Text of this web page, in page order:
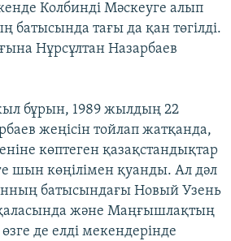
Колбинді Мәскеуге алып
батысында тағы да қан төгілді.
Нұрсұлтан Назарбаев
бұрын, 1989 жылдың 22
жеңісін тойлап жатқанда,
көптеген қазақстандықтар
шын көңілімен қуанды. Ал дәл
батысындағы Новый Узень
және Маңғышлақтың
де елді мекендерінде